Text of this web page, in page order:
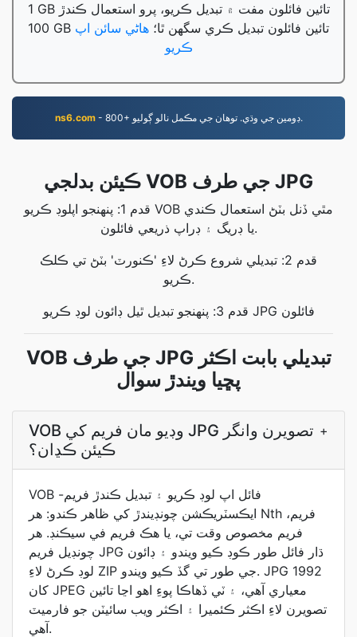
1 GB تائين فائلون مفت ۾ تبديل ڪريو، پرو استعمال ڪندڙ
100 GB تائين فائلون تبديل ڪري سگهن ٿا؛ هاڻي سائن اپ
ڪريو
ns6.com - 800+ ڊومين جي وڌي. توهان جي مڪمل نالو ڳوليو.
ڪيئن بدلجي VOB جي طرف JPG
قدم 1: پنهنجو اپلوڊ ڪريو VOB مٿي ڏنل بٽڻ استعمال ڪندي
يا ڊريگ ۽ ڊراپ ذريعي فائلون.
قدم 2: تبديلي شروع ڪرڻ لاءِ 'ڪنورٽ' بٽڻ تي ڪلڪ
ڪريو.
قدم 3: پنهنجو تبديل ٿيل ڊائون لوڊ ڪريو JPG فائلون
VOB جي طرف JPG تبديلي بابت اڪثر
پڇيا ويندڙ سوال
VOB وڊيو مان فريم کي JPG تصويرن وانگر
ڪيئن ڪڍان؟
+
VOB فائل اپ لوڊ ڪريو ۽ تبديل ڪندڙ فريم-
ايڪسٽريڪشن چونڊيندڙ کي ظاهر ڪندو: هر Nth فريم،
فريم مخصوص وقت تي، يا هڪ فريم في سيڪنڊ. هر
چونڊيل فريم JPG ڌار فائل طور ڪوڊ ڪيو ويندو ۽ ڊائون
لوڊ ڪرڻ لاءِ ZIP جي طور تي گڏ ڪيو ويندو. JPG 1992
کان JPEG معياري آهي، ۽ ٽي ڏهاڪا پوءِ اهو اڃا تائين
تصويرن لاءِ اڪثر ڪئميرا ۽ اڪثر ويب سائيٽن جو فارميٽ
آهي.